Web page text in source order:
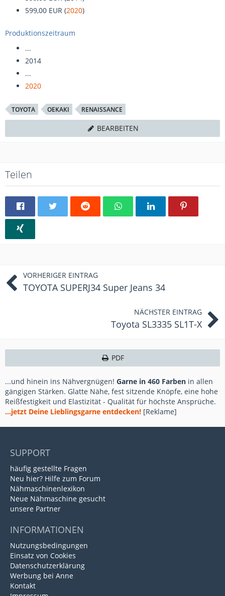
599,00 EUR (2020)
Produktionszeitraum
...
2014
...
2020
TOYOTA OEKAKI RENAISSANCE
BEARBEITEN
Teilen
VORHERIGER EINTRAG
TOYOTA SUPERJ34 Super Jeans 34
NÄCHSTER EINTRAG
Toyota SL3335 SL1T-X
PDF
...und hinein ins Nähvergnügen! Garne in 460 Farben in allen
gängigen Stärken. Glatte Nähe, fest sitzende Knöpfe, eine hohe
Reißfestigkeit und Elastizität - Qualität für höchste Ansprüche.
...jetzt Deine Lieblingsgarne entdecken! [Reklame]
SUPPORT
häufig gestellte Fragen
Neu hier? Hilfe zum Forum
Nähmaschinenlexikon
Neue Nähmaschine gesucht
unsere Partner
INFORMATIONEN
Nutzungsbedingungen
Einsatz von Cookies
Datenschutzerklärung
Werbung bei Anne
Kontakt